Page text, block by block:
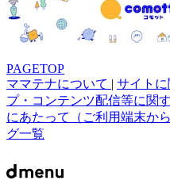
PAGETOP
ママテナについて | サイト
プ・コンテンツ配信等に関
にあたって（ご利用端末か
グ一覧